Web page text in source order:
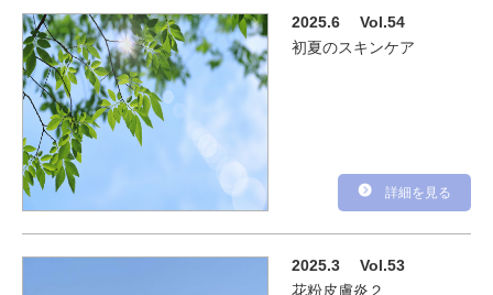
2025.6 Vol.54
初夏のスキンケア
詳細を見る
2025.3 Vol.53
花粉皮膚炎２